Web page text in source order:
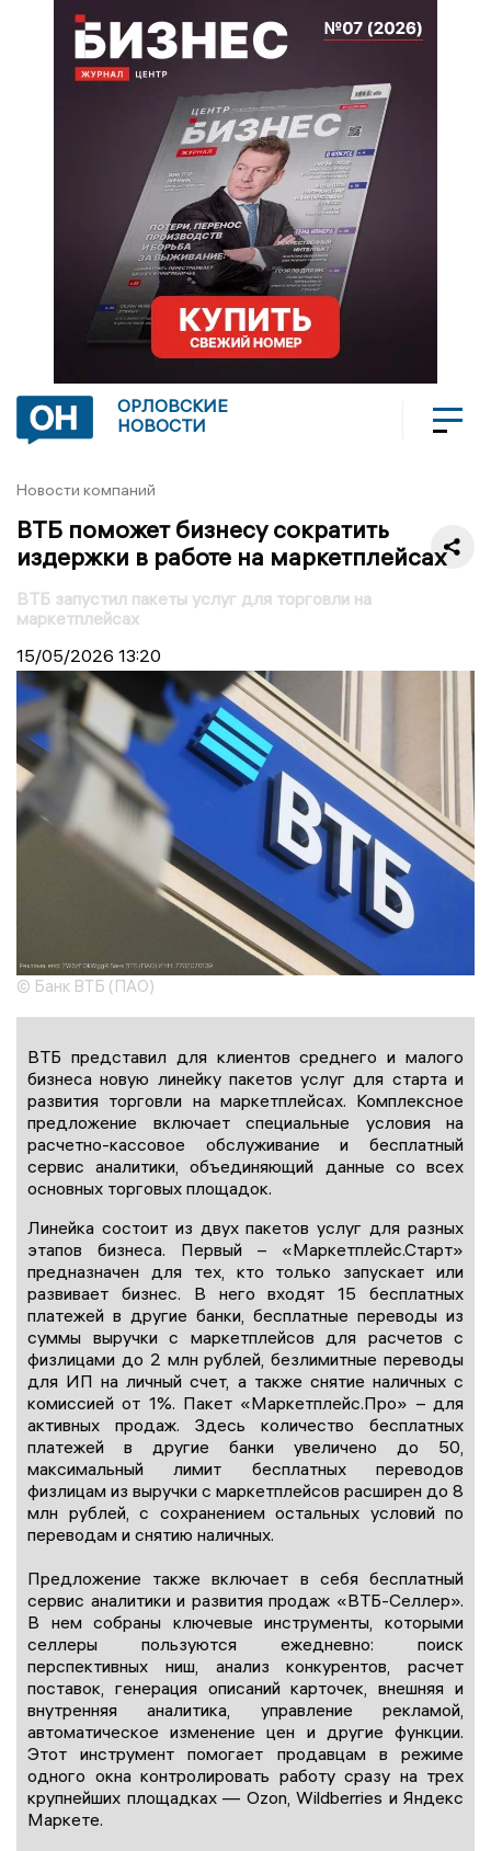
ОРЛОВСКИЕ
НОВОСТИ
Новости компаний
ВТБ поможет бизнесу сократить
издержки в работе на маркетплейсах
ВТБ запустил пакеты услуг для торговли на
маркетплейсах
15/05/2026 13:20
© Банк ВТБ (ПАО)
ВТБ представил для клиентов среднего и малого
бизнеса новую линейку пакетов услуг для старта и
развития торговли на маркетплейсах. Комплексное
предложение включает специальные условия на
расчетно-кассовое обслуживание и бесплатный
сервис аналитики, объединяющий данные со всех
основных торговых площадок.
Линейка состоит из двух пакетов услуг для разных
этапов бизнеса. Первый – «Маркетплейс.Старт»
предназначен для тех, кто только запускает или
развивает бизнес. В него входят 15 бесплатных
платежей в другие банки, бесплатные переводы из
суммы выручки с маркетплейсов для расчетов с
физлицами до 2 млн рублей, безлимитные переводы
для ИП на личный счет, а также снятие наличных с
комиссией от 1%. Пакет «Маркетплейс.Про» – для
активных продаж. Здесь количество бесплатных
платежей в другие банки увеличено до 50,
максимальный лимит бесплатных переводов
физлицам из выручки с маркетплейсов расширен до 8
млн рублей, с сохранением остальных условий по
переводам и снятию наличных.
Предложение также включает в себя бесплатный
сервис аналитики и развития продаж «ВТБ-Селлер».
В нем собраны ключевые инструменты, которыми
селлеры пользуются ежедневно: поиск
перспективных ниш, анализ конкурентов, расчет
поставок, генерация описаний карточек, внешняя и
внутренняя аналитика, управление рекламой,
автоматическое изменение цен и другие функции.
Этот инструмент помогает продавцам в режиме
одного окна контролировать работу сразу на трех
крупнейших площадках — Ozon, Wildberries и Яндекс
Маркете.